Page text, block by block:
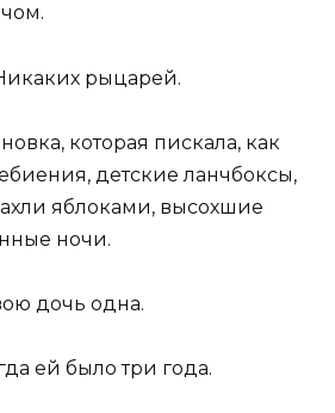
рыцарей.
которая пискала, как
детские ланчбоксы,
яблоками, высохшие
ночи.
дочь одна.
ей было три года.